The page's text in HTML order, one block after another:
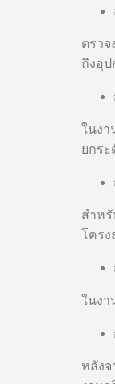
ตรวจ
ถึงอุ
ในงา
ยกร
สำห
โครง
ในงา
หลัง